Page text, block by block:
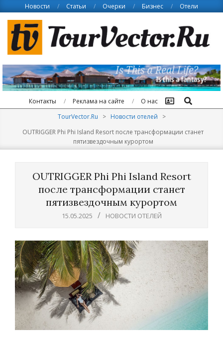
content
Новости Статьи Очерки Бизнес Отели
Контакты Реклама на сайте О нас Поиск
TourVector.Ru > Новости отелей
>
OUTRIGGER Phi Phi Island Resort после трансформации станет
пятизвездочным курортом
OUTRIGGER Phi Phi Island Resort
после трансформации станет
пятизвездочным курортом
15.05.2025 НОВОСТИ ОТЕЛЕЙ